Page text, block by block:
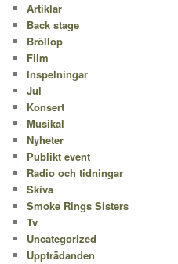
Artiklar
Back stage
Bröllop
Film
Inspelningar
Jul
Konsert
Musikal
Nyheter
Publikt event
Radio och tidningar
Skiva
Smoke Rings Sisters
Tv
Uncategorized
Uppträdanden